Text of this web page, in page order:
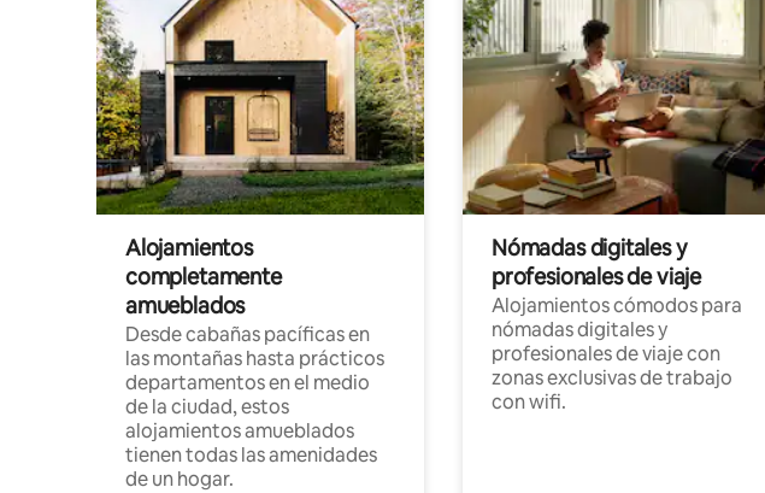
Alojamientos
completamente
amueblados
Desde cabañas pacíficas en
las montañas hasta prácticos
departamentos en el medio
de la ciudad, estos
alojamientos amueblados
tienen todas las amenidades
de un hogar.
Nómadas digitales y
profesionales de viaje
Alojamientos cómodos para
nómadas digitales y
profesionales de viaje con
zonas exclusivas de trabajo
con wifi.